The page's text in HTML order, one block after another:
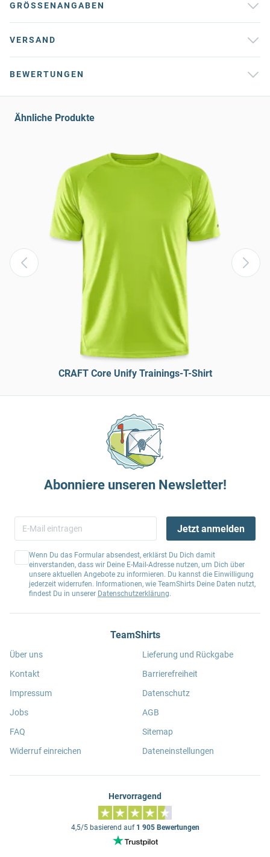
GRÖSSENANGABEN
VERSAND
BEWERTUNGEN
Ähnliche Produkte
CRAFT Core Unify Trainings-T-Shirt
Abonniere unseren Newsletter!
Jetzt anmelden
Wenn Du das Formular absendest, erklärst Du Dich damit
einverstanden, dass wir Deine E-Mail-Adresse nutzen, um Dich über
unsere aktuellen Angebote zu informieren. Du kannst die Einwilligung
jederzeit widerrufen. Informationen, wie TeamShirts Deine Daten nutzt,
findest Du in unserer Datenschutzerklärung.
TeamShirts
Über uns
Kontakt
Impressum
Jobs
FAQ
Widerruf einreichen
Lieferung und Rückgabe
Barrierefreiheit
Datenschutz
AGB
Sitemap
Dateneinstellungen
Hervorragend
4,5/5 basierend auf 1 905 Bewertungen